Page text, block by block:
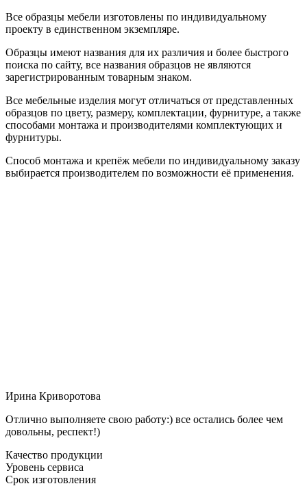
Все образцы мебели изготовлены по индивидуальному
проекту в единственном экземпляре.
Образцы имеют названия для их различия и более быстрого
поиска по сайту, все названия образцов не являются
зарегистрированным товарным знаком.
Все мебельные изделия могут отличаться от представленных
образцов по цвету, размеру, комплектации, фурнитуре, а также
способами монтажа и производителями комплектующих и
фурнитуры.
Способ монтажа и крепёж мебели по индивидуальному заказу
выбирается производителем по возможности её применения.
Ирина Криворотова
Отлично выполняете свою работу:) все остались более чем
довольны, респект!)
Качество продукции
Уровень сервиса
Срок изготовления